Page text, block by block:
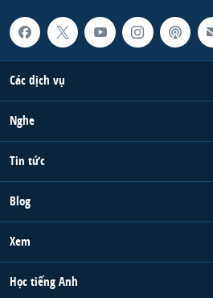
Các dịch vụ
Nghe
Tin tức
Blog
Xem
Học tiếng Anh